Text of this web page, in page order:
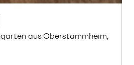
aus Oberstammheim,